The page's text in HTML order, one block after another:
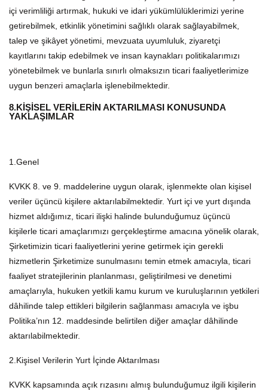
içi verimliliği artırmak, hukuki ve idari yükümlülüklerimizi yerine
getirebilmek, etkinlik yönetimini sağlıklı olarak sağlayabilmek,
talep ve şikâyet yönetimi, mevzuata uyumluluk, ziyaretçi
kayıtlarını takip edebilmek ve insan kaynakları politikalarımızı
yönetebilmek ve bunlarla sınırlı olmaksızın ticari faaliyetlerimize
uygun benzeri amaçlarla işlenebilmektedir.
8.KİŞİSEL VERİLERİN AKTARILMASI KONUSUNDA
YAKLAŞIMLAR
1.Genel
KVKK 8. ve 9. maddelerine uygun olarak, işlenmekte olan kişisel
veriler üçüncü kişilere aktarılabilmektedir. Yurt içi ve yurt dışında
hizmet aldığımız, ticari ilişki halinde bulunduğumuz üçüncü
kişilerle ticari amaçlarımızı gerçekleştirme amacına yönelik olarak,
Şirketimizin ticari faaliyetlerini yerine getirmek için gerekli
hizmetlerin Şirketimize sunulmasını temin etmek amacıyla, ticari
faaliyet stratejilerinin planlanması, geliştirilmesi ve denetimi
amaçlarıyla, hukuken yetkili kamu kurum ve kuruluşlarının yetkileri
dâhilinde talep ettikleri bilgilerin sağlanması amacıyla ve işbu
Politika’nın 12. maddesinde belirtilen diğer amaçlar dâhilinde
aktarılabilmektedir.
2.Kişisel Verilerin Yurt İçinde Aktarılması
KVKK kapsamında açık rızasını almış bulunduğumuz ilgili kişilerin